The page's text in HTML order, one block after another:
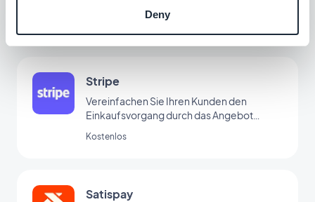
Deny
Stripe
Vereinfachen Sie Ihren Kunden den
Einkaufsvorgang durch das Angebot
Kostenlos
Satispay